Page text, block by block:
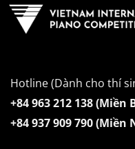
Hotline (Dành cho thí
+84 963 212 138 (Miền
+84 937 909 790 (Miền